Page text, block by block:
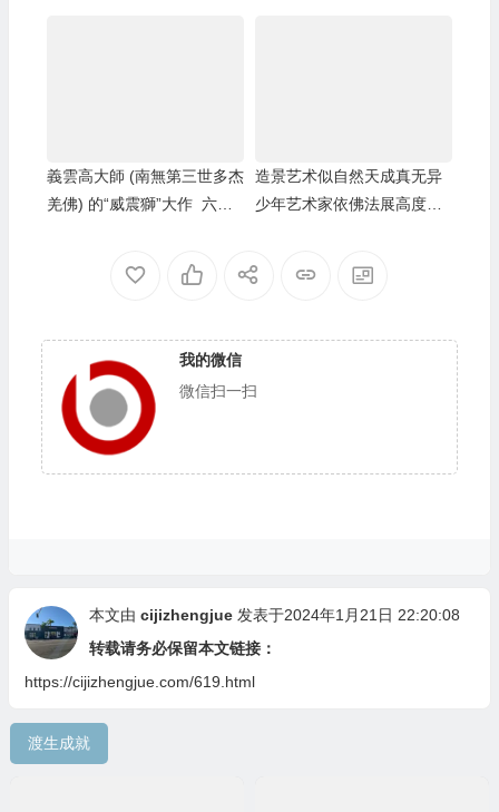
義雲高大師 (南無第三世多杰
羌佛) 的“威震獅”大作 六千
造景艺术似自然天成真无异
少年艺术家依佛法展高度创
我的微信
微信扫一扫
本文由 cijizhengjue 发表于2024年1月21日 22:20:08
转载请务必保留本文链接：
https://cijizhengjue.com/619.html
渡生成就